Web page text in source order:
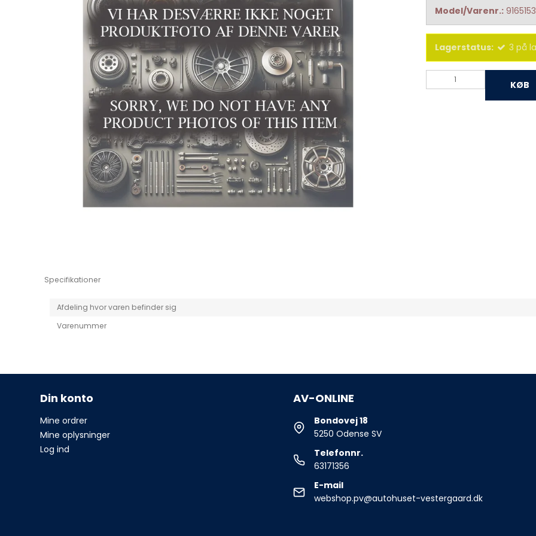
Niro EV
Picanto MY25
Model/Varenr.: 9165153
Lagerstatus: 3 på
KØB
Specifikationer
Afdeling hvor varen befinder sig
Varenummer
Din konto
Mine ordrer
Mine oplysninger
Log ind
AV-ONLINE
Bondovej 18
5250 Odense SV
Telefonnr.
63171356
E-mail
webshop.pv@autohuset-vestergaard.dk